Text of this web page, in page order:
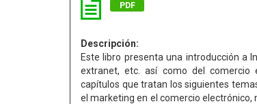
PDF
Descripción:
Este libro presenta una introducción a
extranet, etc. así como del comercio
capítulos que tratan los siguientes
el marketing en el comercio electrónico,